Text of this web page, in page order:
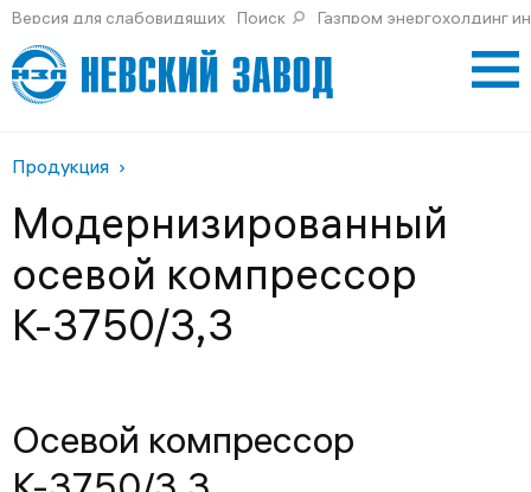
Версия для слабовидящих Поиск Газпром энергохолдинг
Продукция
Модернизированный
осевой компрессор
К-3750/3,3
Осевой компрессор